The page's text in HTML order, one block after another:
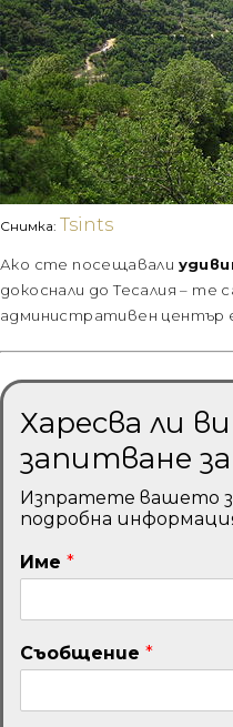
Снимка: Tsints
Ако сте посещавали
докоснали до Тесалия –
административен център
Харесва ли
запитване за
Изпратете вашето
подробна
Име *
Съобщение *